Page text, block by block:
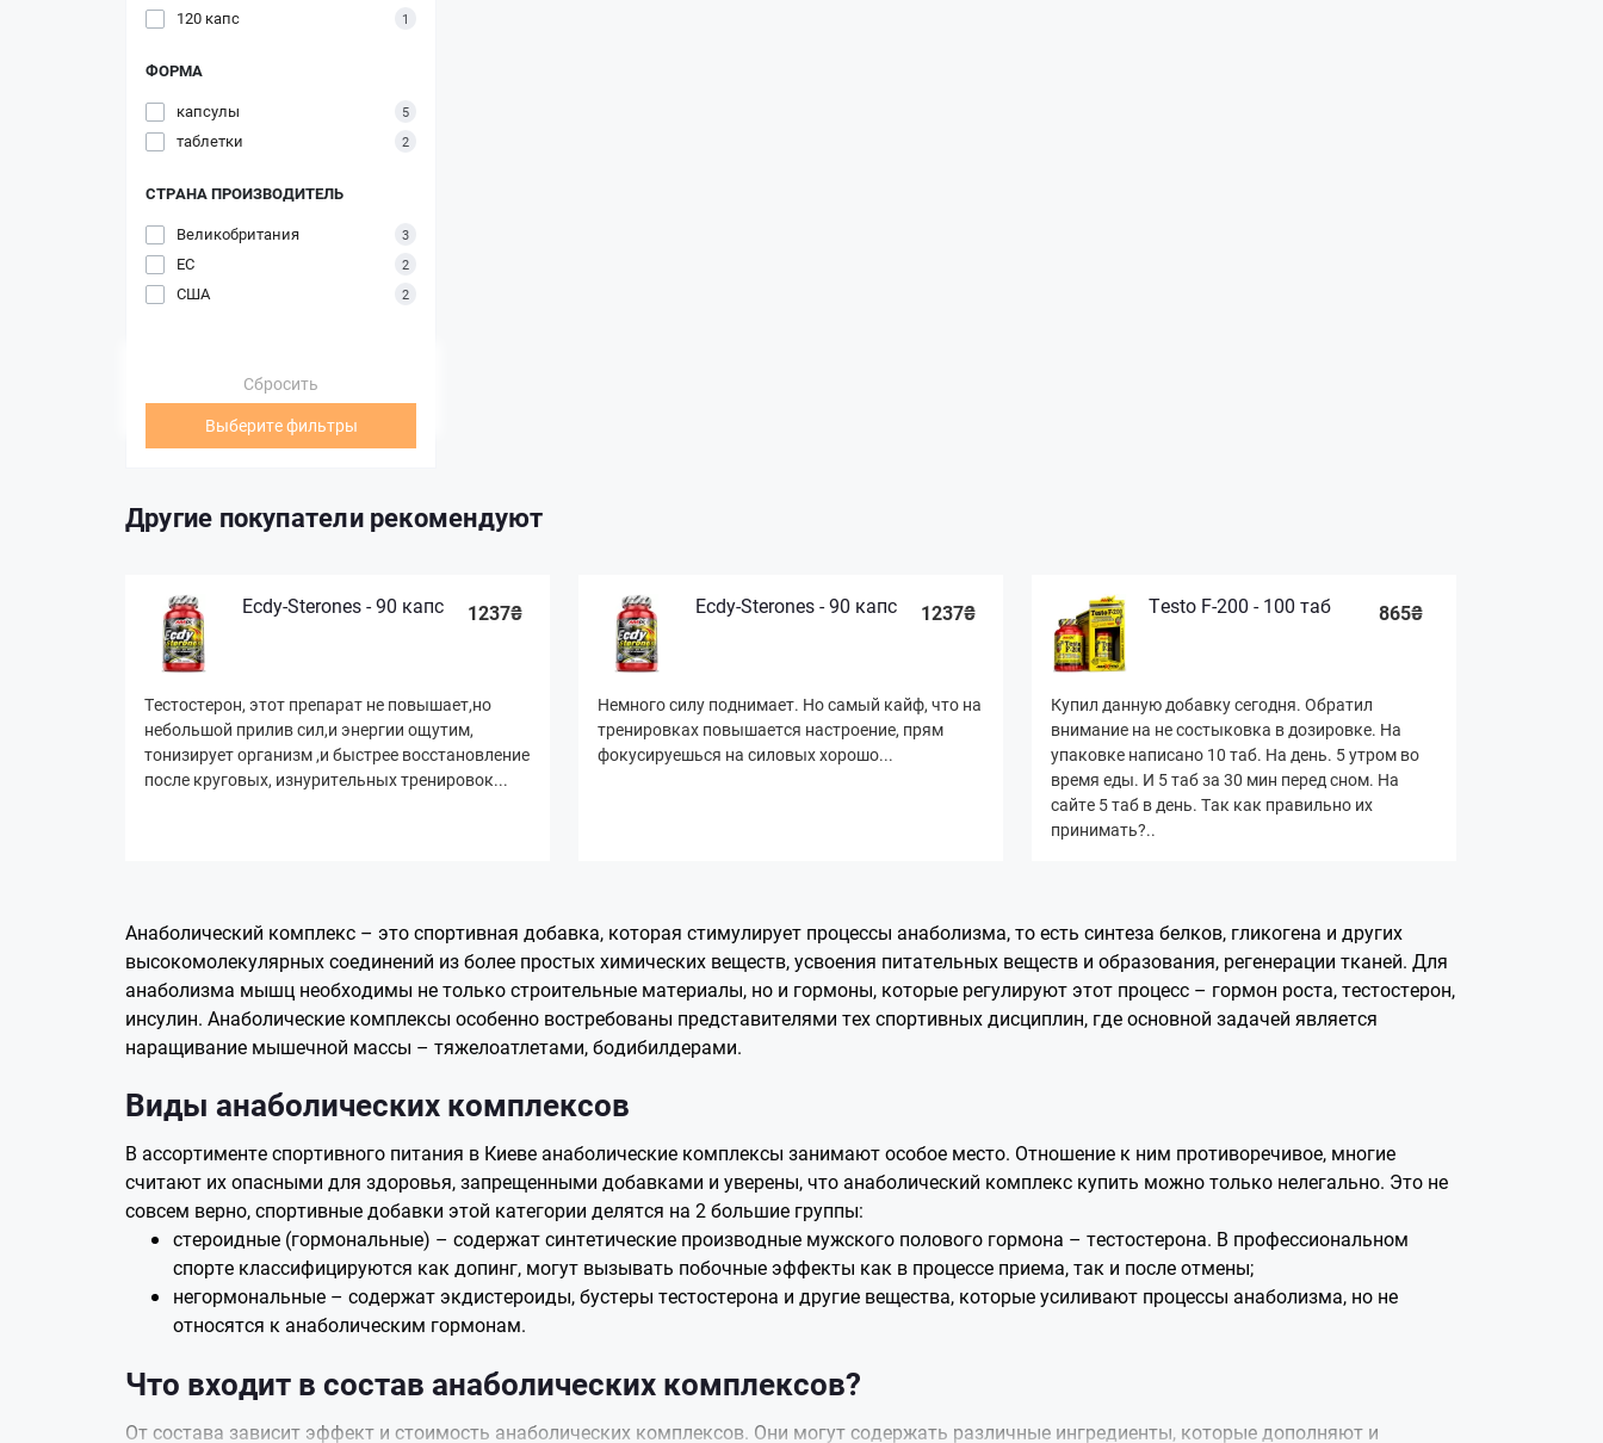
120 капс 1
ФОРМА
капсулы
5
таблетки 2
СТРАНА ПРОИЗВОДИТЕЛЬ
Великобритания
3
ЕС 2
США 2
Сбросить
Выберите фильтры
Другие покупатели рекомендуют
Ecdy-Sterones - 90 капс 1237₴
Тестостерон, этот препарат не повышает,но
небольшой прилив сил,и энергии ощутим,
тонизирует организм ,и быстрее восстановление
после круговых, изнурительных тренировок...
Ecdy-Sterones - 90 капс 1237₴
Немного силу поднимает. Но самый кайф, что на
тренировках повышается настроение, прям
фокусируешься на силовых хорошо...
Testo F-200 - 100 таб 865₴
Купил данную добавку сегодня. Обратил
внимание на не состыковка в дозировке. На
упаковке написано 10 таб. На день. 5 утром во
время еды. И 5 таб за 30 мин перед сном. На
сайте 5 таб в день. Так как правильно их
принимать?..
Анаболический комплекс – это спортивная добавка, которая стимулирует процессы анаболизма, то есть синтеза белков, гликогена и других
высокомолекулярных соединений из более простых химических веществ, усвоения питательных веществ и образования, регенерации тканей. Для
анаболизма мышц необходимы не только строительные материалы, но и гормоны, которые регулируют этот процесс – гормон роста, тестостерон,
инсулин. Анаболические комплексы особенно востребованы представителями тех спортивных дисциплин, где основной задачей является
наращивание мышечной массы – тяжелоатлетами, бодибилдерами.
Виды анаболических комплексов
В ассортименте спортивного питания в Киеве анаболические комплексы занимают особое место. Отношение к ним противоречивое, многие
считают их опасными для здоровья, запрещенными добавками и уверены, что анаболический комплекс купить можно только нелегально. Это не
совсем верно, спортивные добавки этой категории делятся на 2 большие группы:
стероидные (гормональные) – содержат синтетические производные мужского полового гормона – тестостерона. В профессиональном
спорте классифицируются как допинг, могут вызывать побочные эффекты как в процессе приема, так и после отмены;
негормональные – содержат экдистероиды, бустеры тестостерона и другие вещества, которые усиливают процессы анаболизма, но не
относятся к анаболическим гормонам.
Что входит в состав анаболических комплексов?
От состава зависит эффект и стоимость анаболических комплексов. Они могут содержать различные ингредиенты, которые дополняют и